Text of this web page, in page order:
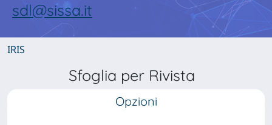
sdl@sissa.it
IRIS
Sfoglia per Rivista
Opzioni